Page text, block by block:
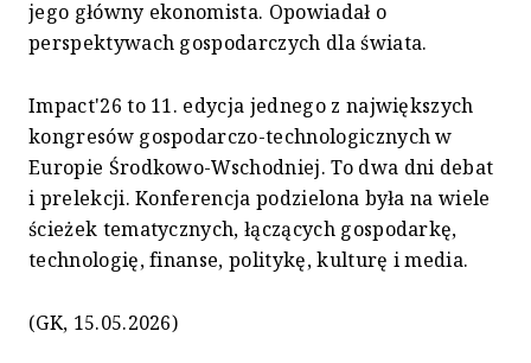
jego główny ekonomista. Opowiadał o
perspektywach gospodarczych dla świata.
Impact'26 to 11. edycja jednego z największych
kongresów gospodarczo-technologicznych w
Europie Środkowo-Wschodniej. To dwa dni debat
i prelekcji. Konferencja podzielona była na wiele
ścieżek tematycznych, łączących gospodarkę,
technologię, finanse, politykę, kulturę i media.
(GK, 15.05.2026)